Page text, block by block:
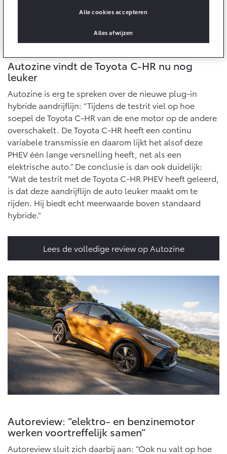
Vanaf € 39.995,-
OOK ALS PLUG-IN
HYBRIDE
Vanaf € 36.495,-
Toyota C-HR+
BATTERIJ-ELEKTRISCH
Vanaf € 37.995,-
RAV4
PLUG-IN HYBRIDE
bZ4X
Vanaf € 39.995,-
bZ4X Touring
Vanaf € 48.995,-
Mirai
WATERSTOF-ELEKTRISCH
Proace City (excl. BTW)
OOK ALS BATTERIJ-
ELEKTRISCH
Toyota fabrieksgarantie
Onderdelen
Accessoires
Banden
Connected
Connected Services
MyToyota login
MyToyota App
Abonnementen
Verzekeren
Toyota Hybride Autoverzekering
Overige diensten
iDeal betaling
Bedrijfswagens op maat
Financieren of leasen
Autozine vindt de Toyota C-HR nu nog
leuker
Autozine is erg te spreken over de nieuwe plug-in
hybride aandrijflijn: “Tijdens de testrit viel op hoe
soepel de Toyota C-HR van de ene motor op de andere
overschakelt. De Toyota C-HR heeft een continu
variabele transmissie en daarom lijkt het alsof deze
PHEV één lange versnelling heeft, net als een
elektrische auto.” De conclusie is dan ook duidelijk:
“Wat de testrit met de Toyota C-HR PHEV heeft geleerd,
is dat deze aandrijflijn de auto leuker maakt om te
rijden. Hij biedt echt meerwaarde boven standaard
hybride.”
Lees de volledige review op Autozine
Autoreview: “elektro- en benzinemotor
werken voortreffelijk samen”
Autoreview sluit zich daarbij aan: “Ook nu valt op hoe
Alles afwijzen
Alle cookies accepteren